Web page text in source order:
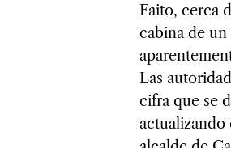
Faito, cerca
cabina de
Las
cifra que se